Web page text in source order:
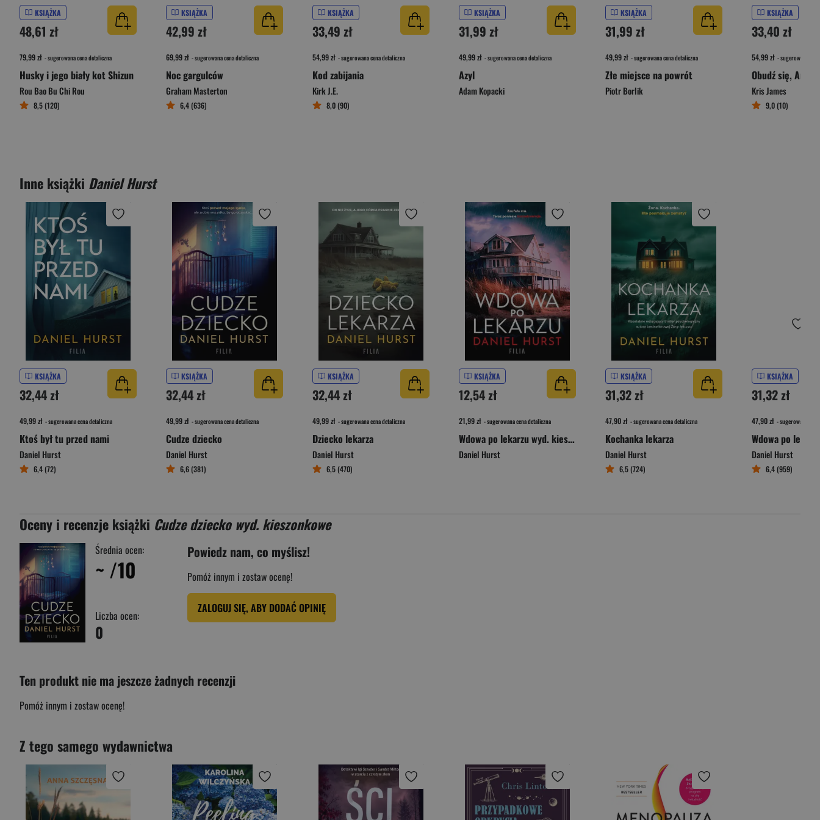
KSIĄŻKA
48,61 zł
79,99 zł - sugerowana cena detaliczna
Husky i jego biały kot Shizun
Rou Bao Bu Chi Rou
8,5 (120)
KSIĄŻKA
42,99 zł
69,99 zł - sugerowana cena detaliczna
Noc gargulców
Graham Masterton
6,4 (636)
KSIĄŻKA
33,49 zł
54,99 zł - sugerowana cena detaliczna
Kod zabijania
Kirk J.E.
8,0 (90)
KSIĄŻKA
31,99 zł
49,99 zł - sugerowana cena detaliczna
Azyl
Adam Kopacki
KSIĄŻKA
31,99 zł
49,99 zł - sugerowana cena detaliczna
Złe miejsce na powrót
Piotr Borlik
KSIĄŻKA
33,40 zł
54,99 zł - sugerowana
Obudź się, Anno!
Kris James
9,0 (10)
Inne książki Daniel Hurst
KSIĄŻKA
32,44 zł
49,99 zł - sugerowana cena detaliczna
Ktoś był tu przed nami
Daniel Hurst
6,4 (72)
KSIĄŻKA
32,44 zł
49,99 zł - sugerowana cena detaliczna
Cudze dziecko
Daniel Hurst
6,6 (381)
KSIĄŻKA
32,44 zł
49,99 zł - sugerowana cena detaliczna
Dziecko lekarza
Daniel Hurst
6,5 (470)
KSIĄŻKA
12,54 zł
21,99 zł - sugerowana cena detaliczna
Wdowa po lekarzu wyd. kieszonkowe
Daniel Hurst
KSIĄŻKA
31,32 zł
47,90 zł - sugerowana cena detaliczna
Kochanka lekarza
Daniel Hurst
6,5 (724)
KSIĄŻKA
31,32 zł
47,90 zł - sugerowana
Wdowa po
Daniel Hurst
6,4 (959)
Oceny i recenzje książki Cudze dziecko wyd. kieszonkowe
Średnia ocen:
~ /10
Liczba ocen:
0
Powiedz nam, co myślisz!
Pomóż innym i zostaw ocenę!
ZALOGUJ SIĘ, ABY DODAĆ OPINIĘ
Ten produkt nie ma jeszcze żadnych recenzji
Pomóż innym i zostaw ocenę!
Z tego samego wydawnictwa